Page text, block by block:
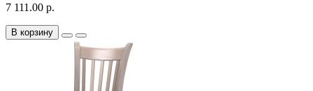
7 111.00 р.
В корзину